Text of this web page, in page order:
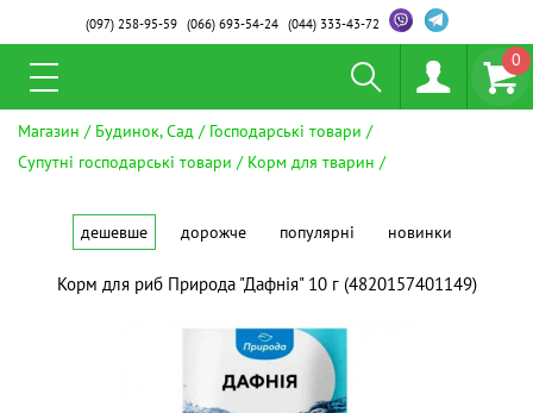
(097)258-95-59 (066)693-54-24 (044)333-43-72
0
Магазин Будинок, Сад
Господарські товари
Супутні господарські товари
Корм для тварин
дешевше дорожче популярні новинки
Корм для риб Природа "Дафнія" 10 г (4820157401149)